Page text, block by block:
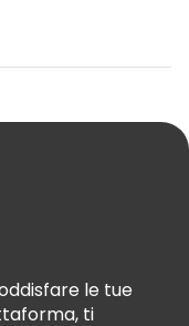
le tue
ti